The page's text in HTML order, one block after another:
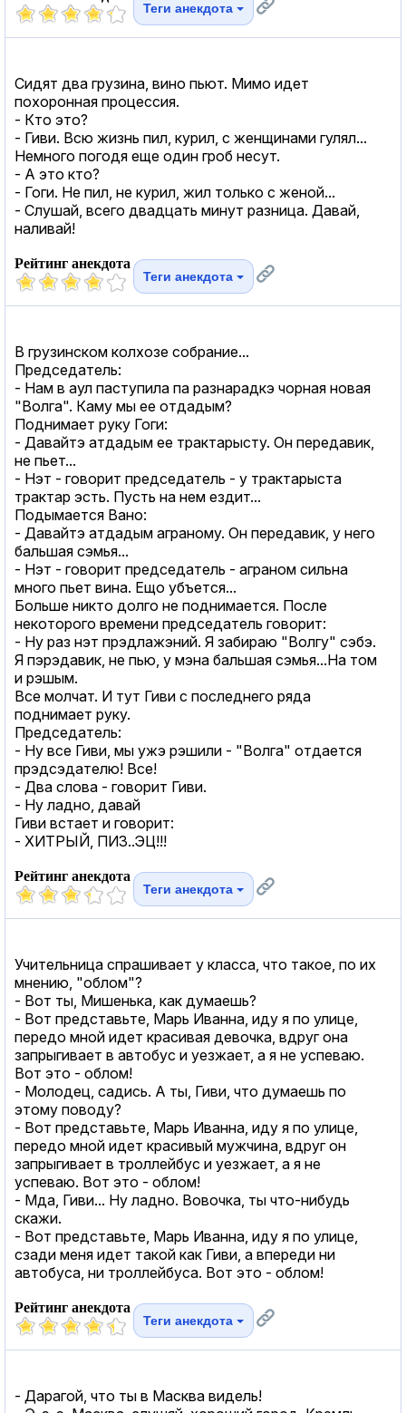
Теги анекдота
Сидят два грузина, вино пьют. Мимо идет
похоронная процессия.
- Кто это?
- Гиви. Всю жизнь пил, курил, с женщинами гулял...
Немного погодя еще один гроб несут.
- А это кто?
- Гоги. Не пил, не курил, жил только с женой...
- Слушай, всего двадцать минут разница. Давай,
наливай!
Рейтинг анекдота
Теги анекдота
В грузинском колхозе собрание...
Председатель:
- Нам в аул паступила па разнарадкэ чорная новая
"Волга". Каму мы ее отдадым?
Поднимает руку Гоги:
- Давайтэ атдадым ее трактарысту. Он передавик,
не пьет...
- Нэт - говорит председатель - у трактарыста
трактар эсть. Пусть на нем ездит...
Подымается Вано:
- Давайтэ атдадым аграному. Он передавик, у него
бальшая сэмья...
- Нэт - говорит председатель - аграном сильна
много пьет вина. Ещо убъется...
Больше никто долго не поднимается. После
некоторого времени председатель говорит:
- Ну раз нэт прэдлажэний. Я забираю "Волгу" сэбэ.
Я пэрэдавик, не пью, у мэна бальшая сэмья...На том
и рэшым.
Все молчат. И тут Гиви с последнего ряда
поднимает руку.
Председатель:
- Ну все Гиви, мы ужэ рэшили - "Волга" отдается
прэдсэдателю! Все!
- Два слова - говорит Гиви.
- Ну ладно, давай
Гиви встает и говорит:
- ХИТРЫЙ, ПИЗ..ЭЦ!!!
Рейтинг анекдота
Теги анекдота
Учительница спрашивает у класса, что такое, по их
мнению, "облом"?
- Вот ты, Мишенька, как думаешь?
- Вот представьте, Марь Иванна, иду я по улице,
передо мной идет красивая девочка, вдруг она
запрыгивает в автобус и уезжает, а я не успеваю.
Вот это - облом!
- Молодец, садись. А ты, Гиви, что думаешь по
этому поводу?
- Вот представьте, Марь Иванна, иду я по улице,
передо мной идет красивый мужчина, вдруг он
запрыгивает в троллейбус и уезжает, а я не
успеваю. Вот это - облом!
- Мда, Гиви... Ну ладно. Вовочка, ты что-нибудь
скажи.
- Вот представьте, Марь Иванна, иду я по улице,
сзади меня идет такой как Гиви, а впереди ни
автобуса, ни троллейбуса. Вот это - облом!
Рейтинг анекдота
Теги анекдота
- Дарагой, что ты в Масква видель!